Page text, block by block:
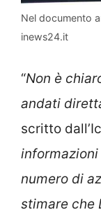
Nel documento
inews24.it
“Non è
andati
scritto
numero di
stimare che